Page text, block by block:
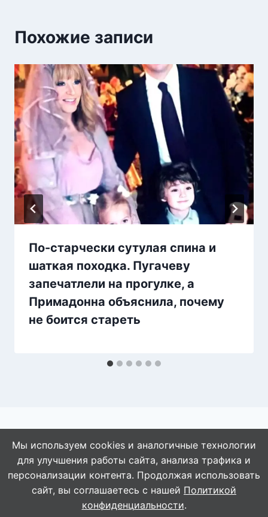
Похожие записи
По-старчески сутулая спина и
шаткая походка. Пугачеву
запечатлели на прогулке, а
Примадонна объяснила, почему
не боится стареть
© 2026 АбАлдеть!
Мы используем cookies и аналогичные технологии
для улучшения работы сайта, анализа трафика и
персонализации контента. Продолжая использовать
сайт, вы соглашаетесь с нашей Политикой
конфиденциальности.